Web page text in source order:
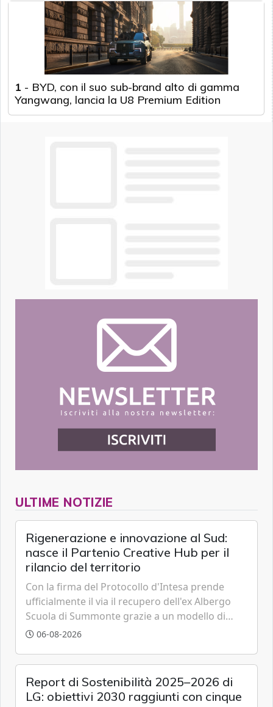
1 - BYD, con il suo sub-brand alto di gamma
Yangwang, lancia la U8 Premium Edition
ULTIME NOTIZIE
Rigenerazione e innovazione al Sud:
nasce il Partenio Creative Hub per il
rilancio del territorio
Con la firma del Protocollo d'Intesa prende
ufficialmente il via il recupero dell'ex Albergo
Scuola di Summonte grazie a un modello di
partenariato pubblico-privato e a una rete di
06-08-2026
Report di Sostenibilità 2025–2026 di
LG: obiettivi 2030 raggiunti con cinque